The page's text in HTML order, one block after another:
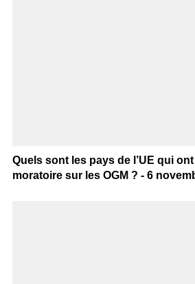
Quels sont les pays de l’UE qui
moratoire sur les OGM ? - 6